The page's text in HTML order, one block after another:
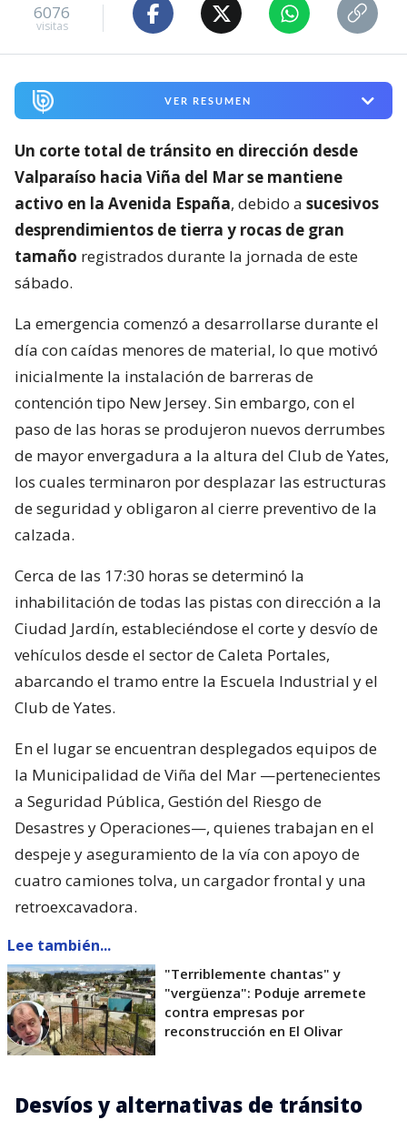
6076
visitas
VER RESUMEN
Un corte total de tránsito en dirección desde
Valparaíso hacia Viña del Mar se mantiene
activo en la Avenida España, debido a sucesivos
desprendimientos de tierra y rocas de gran
tamaño registrados durante la jornada de este
sábado.
La emergencia comenzó a desarrollarse durante el
día con caídas menores de material, lo que motivó
inicialmente la instalación de barreras de
contención tipo New Jersey. Sin embargo, con el
paso de las horas se produjeron nuevos derrumbes
de mayor envergadura a la altura del Club de Yates,
los cuales terminaron por desplazar las estructuras
de seguridad y obligaron al cierre preventivo de la
calzada.
Cerca de las 17:30 horas se determinó la
inhabilitación de todas las pistas con dirección a la
Ciudad Jardín, estableciéndose el corte y desvío de
vehículos desde el sector de Caleta Portales,
abarcando el tramo entre la Escuela Industrial y el
Club de Yates.
En el lugar se encuentran desplegados equipos de
la Municipalidad de Viña del Mar —pertenecientes
a Seguridad Pública, Gestión del Riesgo de
Desastres y Operaciones—, quienes trabajan en el
despeje y aseguramiento de la vía con apoyo de
cuatro camiones tolva, un cargador frontal y una
retroexcavadora.
Lee también...
"Terriblemente chantas" y
"vergüenza": Poduje arremete
contra empresas por
reconstrucción en El Olivar
Desvíos y alternativas de tránsito